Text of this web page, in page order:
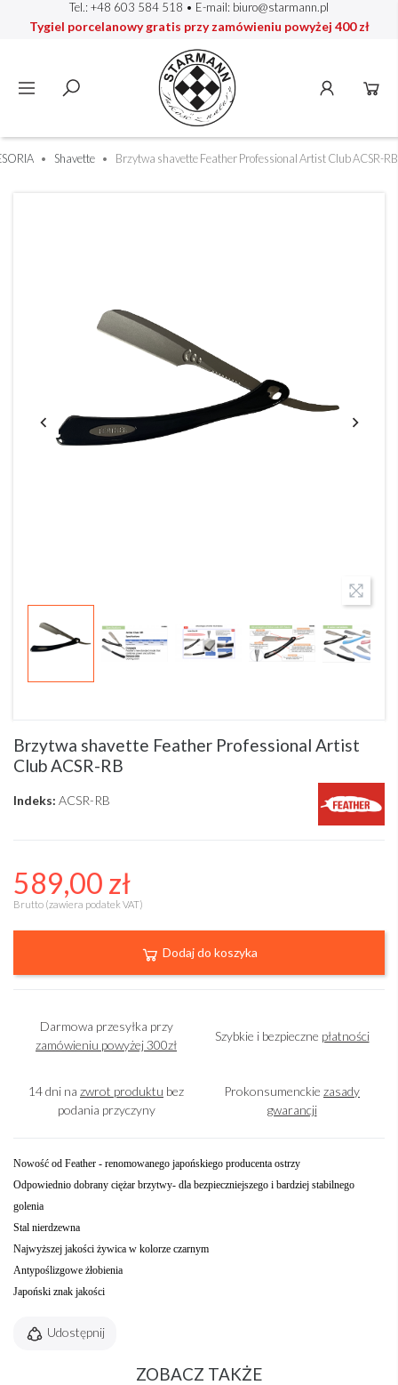
Tel.: +48 603 584 518 • E-mail: biuro@starmann.pl
Tygiel porcelanowy gratis przy zamówieniu powyżej 400 zł
Shavette Brzytwa shavette Feather Professional Artist Club ACSR-RB
Brzytwa shavette Feather Professional Artist
Club ACSR-RB
Indeks: ACSR-RB
589,00 zł
Brutto (zawiera podatek VAT)
Dodaj do koszyka
Darmowa przesyłka przy
zamówieniu powyżej 300zł
Szybkie i bezpieczne płatności
14 dni na zwrot produktu bez
podania przyczyny
Prokonsumenckie zasady
gwarancji
Nowość od Feather - renomowanego japońskiego producenta ostrzy
Odpowiednio dobrany ciężar brzytwy- dla bezpieczniejszego i bardziej stabilnego
golenia
Stal nierdzewna
Najwyższej jakości żywica w kolorze czarnym
Antypoślizgowe żłobienia
Japoński znak jakości
Udostępnij
ZOBACZ TAKŻE